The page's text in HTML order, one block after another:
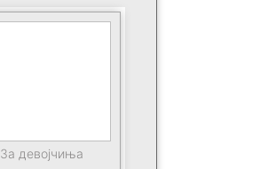
За девојчиња